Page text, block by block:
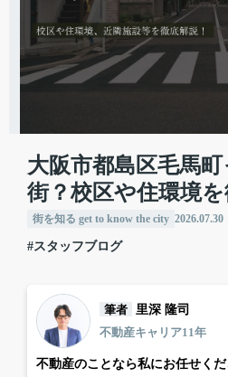
大阪市都島区毛馬
街？校区や住環境
街を知る get to know the city 2026.07.30
#スタッフブログ
筆者 里深 隆司
不動産キャリア11年
不動産のことなら私にお任せくだ